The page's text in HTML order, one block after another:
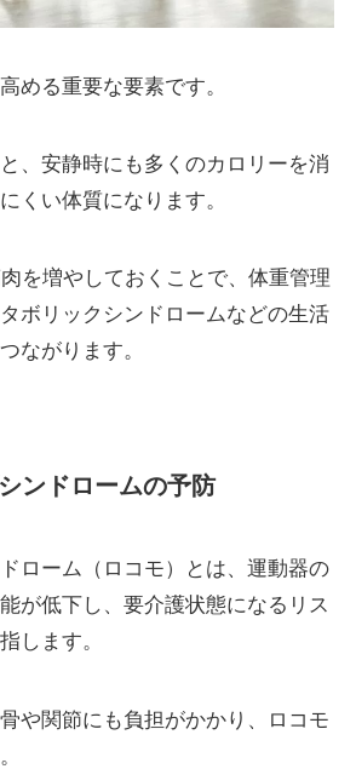
める重要な要素です。
、安静時にも多くのカロリーを消
くい体質になります。
を増やしておくことで、体重管理
ボリックシンドロームなどの生活
ながります。
ンドロームの予防
ローム（ロコモ）とは、運動器の
が低下し、要介護状態になるリス
します。
や関節にも負担がかかり、ロコモ